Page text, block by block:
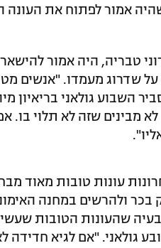
שהיה אמור לפתוח את
טבריה, היה אמור
על שדרוג מעמדו. "אנשים
השבוע גולאני בריאיון
מבינים שזה לא תלוי בו.
עונות טובות מאוד
בכר ולהרשים במחנה
שהעונות הטובות
גולאני. "אם לגיא חדידה